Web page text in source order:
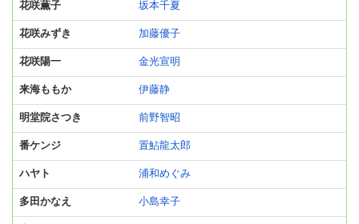
花咲薫子 坂本千夏
花咲みずき 加藤優子
花咲陽一 金光宣明
来海ももか 伊藤静
明堂院さつき 前野智昭
番ケンジ 置鮎龍太郎
ハヤト 浦和めぐみ
多田かなえ 小島幸子